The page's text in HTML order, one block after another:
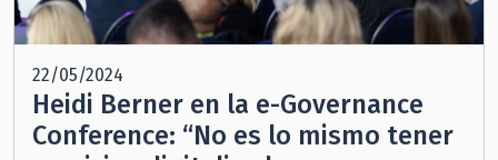
22/05/2024
Heidi Berner en la e-Governance
Conference: “No es lo mismo tener